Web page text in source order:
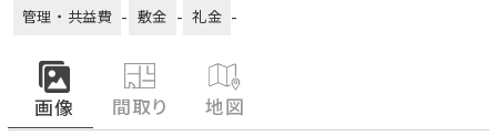
管理・共益費 - 敷金 - 礼金 -
画像 間取り 地図